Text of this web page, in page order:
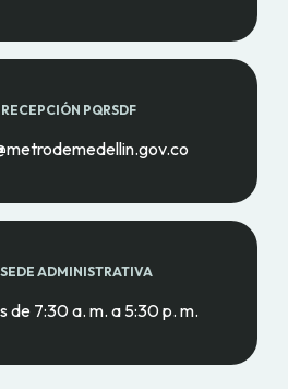
PQRSDF
ADMINISTRATIVA
de 7:30 a. m. a 5:30 p. m.